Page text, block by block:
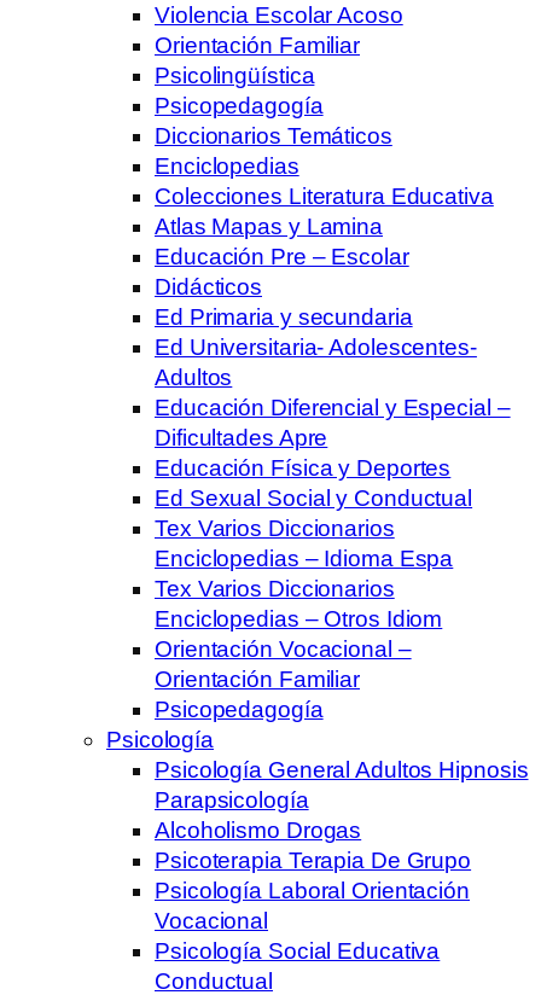
Violencia Escolar Acoso
Orientación Familiar
Psicolingüística
Psicopedagogía
Diccionarios Temáticos
Enciclopedias
Colecciones Literatura Educativa
Atlas Mapas y Lamina
Educación Pre – Escolar
Didácticos
Ed Primaria y secundaria
Ed Universitaria- Adolescentes-
Adultos
Educación Diferencial y Especial –
Dificultades Apre
Educación Física y Deportes
Ed Sexual Social y Conductual
Tex Varios Diccionarios
Enciclopedias – Idioma Espa
Tex Varios Diccionarios
Enciclopedias – Otros Idiom
Orientación Vocacional –
Orientación Familiar
Psicopedagogía
Psicología
Psicología General Adultos Hipnosis
Parapsicología
Alcoholismo Drogas
Psicoterapia Terapia De Grupo
Psicología Laboral Orientación
Vocacional
Psicología Social Educativa
Conductual